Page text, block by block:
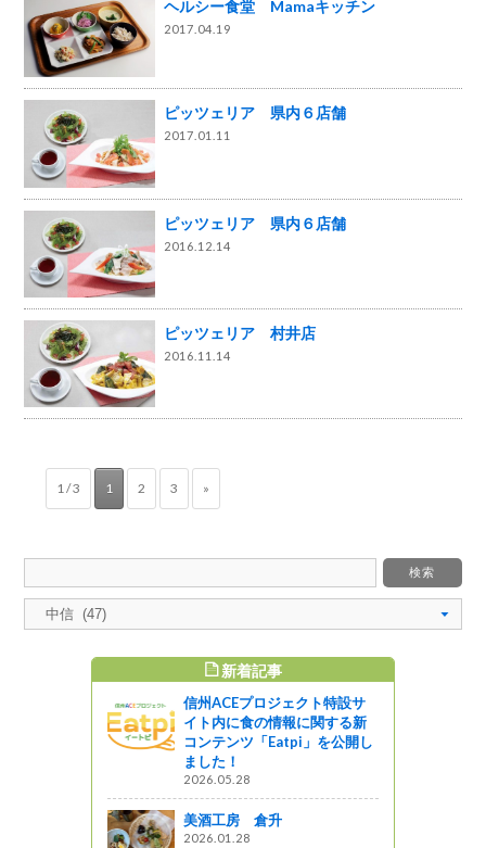
ヘルシー食堂 Mamaキッチン
2017.04.19
ピッツェリア 県内６店舗
2017.01.11
ピッツェリア 県内６店舗
2016.12.14
ピッツェリア 村井店
2016.11.14
1 / 3 1 2 3 »
新着記事
信州ACEプロジェクト特設サ
イト内に食の情報に関する新
コンテンツ「Eatpi」を公開し
ました！
2026.05.28
美酒工房 倉升
2026.01.28